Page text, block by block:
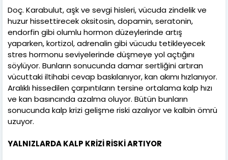
Doç. Karabulut, aşk ve sevgi hisleri, vücuda zindelik ve
huzur hissettirecek oksitosin, dopamin, seratonin,
endorfin gibi olumlu hormon düzeylerinde artış
yaparken, kortizol, adrenalin gibi vücudu tetikleyecek
stres hormonu seviyelerinde düşmeye yol açtığını
söylüyor. Bunların sonucunda damar sertliğini artıran
vücuttaki iltihabi cevap baskılanıyor, kan akımı hızlanıyor.
Aralıklı hissedilen çarpıntıların tersine ortalama kalp hızı
ve kan basıncında azalma oluyor. Bütün bunların
sonucunda kalp krizi gelişme riski azalıyor ve kalbin ömrü
uzuyor.
YALNIZLARDA KALP KRİZİ RİSKİ ARTIYOR